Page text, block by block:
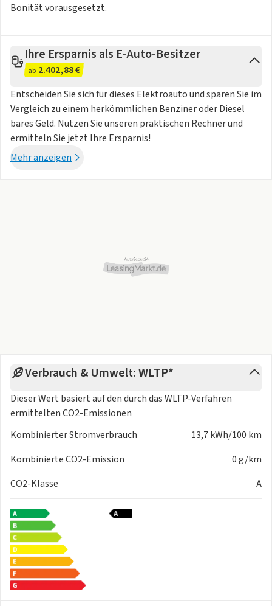
Bonität vorausgesetzt.
Ihre Ersparnis als E-Auto-Besitzer
ab 2.402,88 €
Entscheiden Sie sich für dieses Elektroauto und sparen Sie im
Vergleich zu einem herkömmlichen Benziner oder Diesel
bares Geld. Nutzen Sie unseren praktischen Rechner und
ermitteln Sie jetzt Ihre Ersparnis!
Mehr anzeigen
Verbrauch & Umwelt: WLTP*
Dieser Wert basiert auf den durch dasWLTP-Verfahren
ermittelten CO2-Emissionen
Kombinierter Stromverbrauch
13,7 kWh/100 km
Kombinierte CO2-Emission
0 g/km
CO2-Klasse
A